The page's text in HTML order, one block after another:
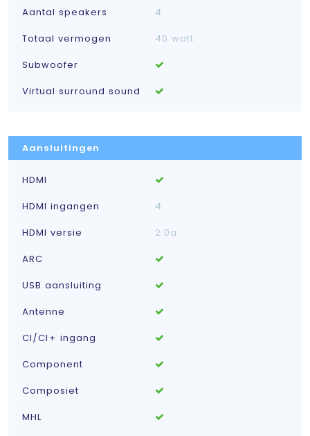
Aantal speakers
4
Totaal vermogen
40 watt
Subwoofer
Virtual surround sound
Aansluitingen
HDMI
HDMI ingangen
4
HDMI versie
2.0a
ARC
USB aansluiting
Antenne
CI/CI+ ingang
Component
Composiet
MHL